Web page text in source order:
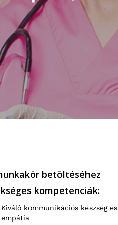
betöltéséhez
kompetenciák:
Kiváló kommunikációs készség és
empátia